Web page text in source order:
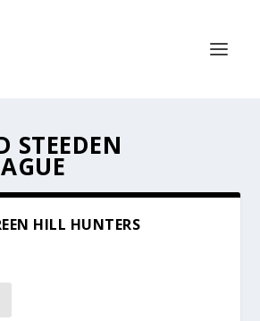
STEEDEN
HILL HUNTERS